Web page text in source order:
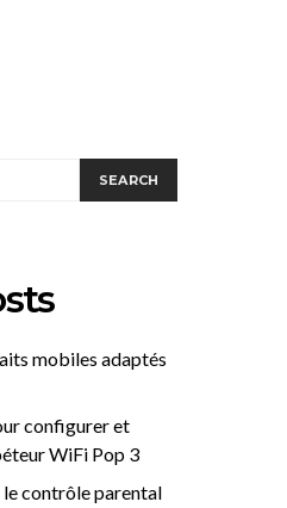
SEARCH
mobiles adaptés
configurer et
WiFi Pop 3
contrôle parental